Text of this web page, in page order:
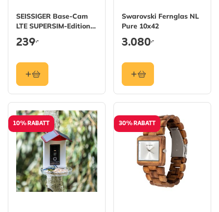
SEISSIGER Base-Cam
LTE SUPERSIM-Edition
(Wildkamera)
239,-
Swarovski Fernglas NL
Pure 10x42
3.080,-
10% RABATT 30% RABATT